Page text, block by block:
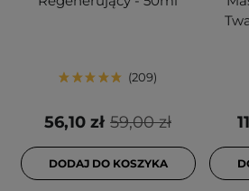
209
59,00 zł
56,10 zł
DODAJ DO KOSZYKA